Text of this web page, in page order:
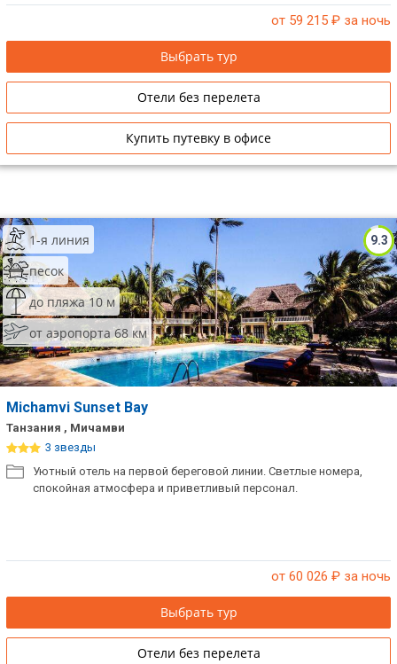
от 59 215 ₽ за ночь
Выбрать тур
Отели без перелета
Купить путевку в офисе
9.3
1-я линия
песок
до пляжа 10 м
от аэропорта 68 км
Michamvi Sunset Bay
Танзания , Мичамви
3 звезды
Уютный отель на первой береговой линии. Светлые номера,
спокойная атмосфера и приветливый персонал.
от 60 026 ₽ за ночь
Выбрать тур
Отели без перелета